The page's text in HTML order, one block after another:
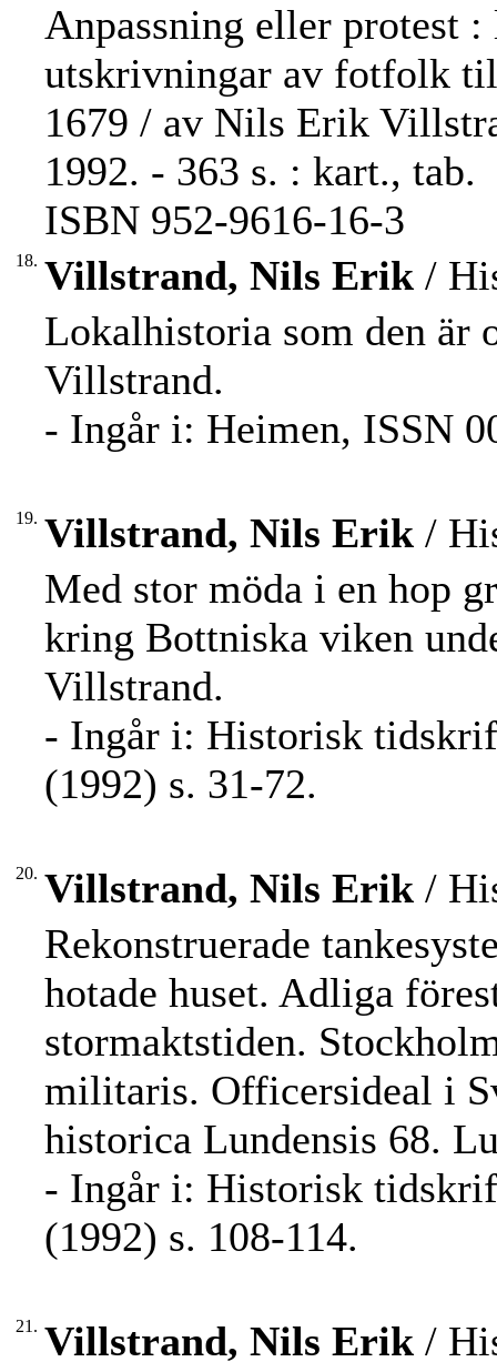
Anpassning eller protest
utskrivningar av fotfolk
1679 / av Nils Erik
1992. - 363 s. : kart., tab.
ISBN 952-9616-16-3
18. Villstrand, Nils Erik /
Lokalhistoria som den är
Villstrand.
- Ingår i: Heimen, ISSN
19. Villstrand, Nils Erik /
Med stor möda i en hop
kring Bottniska viken
Villstrand.
- Ingår i: Historisk
(1992) s. 31-72.
20. Villstrand, Nils Erik /
Rekonstruerade
hotade huset. Adliga
stormaktstiden.
militaris. Officersideal i
historica Lundensis 68.
- Ingår i: Historisk
(1992) s. 108-114.
21. Villstrand, Nils Erik /